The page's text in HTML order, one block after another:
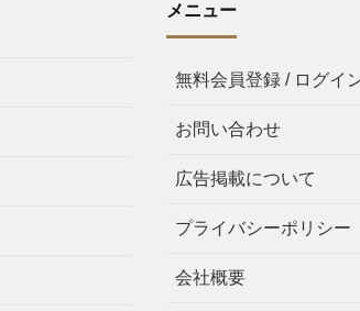
メニュー
無料会員登録 / ログイ
お問い合わせ
広告掲載について
プライバシーポリシー
会社概要